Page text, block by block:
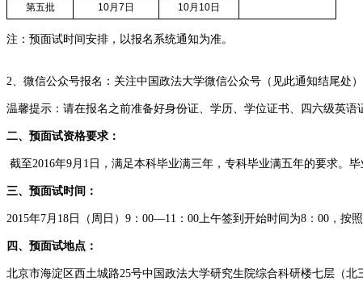
第五批
10月7 日 10月 10日
注：预面试时间安排，以报名系统通知为准。
2、微信公众号报名：关注中国政法大学微信公众号（见此通知结尾处
温馨提示：请在报名之前准备好身份证、学历、学位证书、四六级英
二、预面试资格要求：
截至2016年9月1日，满足本科毕业满三年，专科毕业满五年的要求。
三、预面试时间：
2015年7月18日（周日）9：00—11：00上午签到开始时间为8：00，按
四、预面试地点：
北京市海淀区西土城路25号中国政法大学研究生院综合科研楼七层（